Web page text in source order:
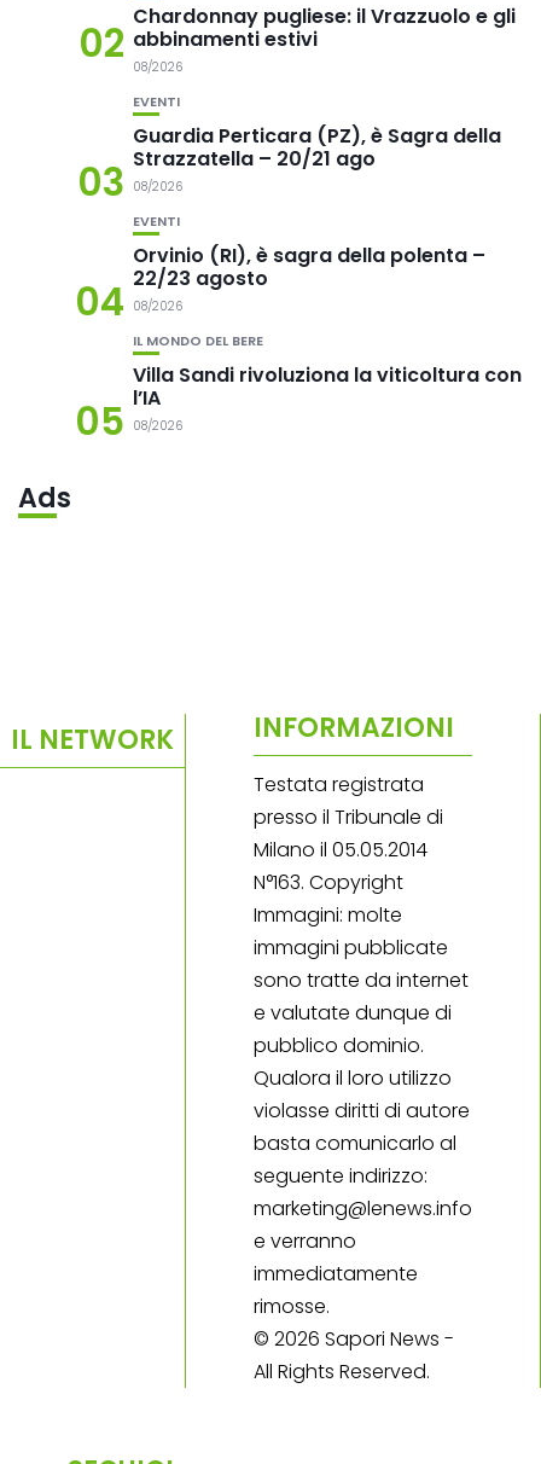
02
Chardonnay pugliese: il Vrazzuolo e gli
abbinamenti estivi
08/2026
03
EVENTI
Guardia Perticara (PZ), è Sagra della
Strazzatella – 20/21 ago
08/2026
04
EVENTI
Orvinio (RI), è sagra della polenta –
22/23 agosto
08/2026
05
IL MONDO DEL BERE
Villa Sandi rivoluziona la viticoltura con
l’IA
08/2026
Ads
IL NETWORK INFORMAZIONI
Testata registrata
presso il Tribunale di
Milano il 05.05.2014
N°163. Copyright
Immagini: molte
immagini pubblicate
sono tratte da internet
e valutate dunque di
pubblico dominio.
Qualora il loro utilizzo
violasse diritti di autore
basta comunicarlo al
seguente indirizzo:
marketing@lenews.info
e verranno
immediatamente
rimosse.
© 2026 Sapori News -
All Rights Reserved.